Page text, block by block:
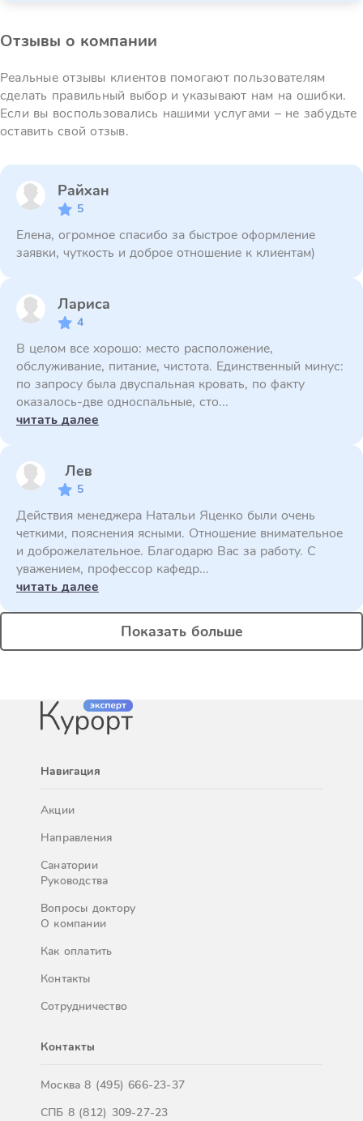
Отзывы о компании
Реальные отзывы клиентов помогают пользователям
сделать правильный выбор и указывают нам на ошибки.
Если вы воспользовались нашими услугами – не забудьте
оставить свой отзыв.
Райхан
5
Елена, огромное спасибо за быстрое оформление
заявки, чуткость и доброе отношение к клиентам)
Лариса
4
В целом все хорошо: место расположение,
обслуживание, питание, чистота. Единственный минус:
по запросу была двуспальная кровать, по факту
оказалось-две односпальные, сто...
читать далее
Лев
5
Действия менеджера Натальи Яценко были очень
четкими, пояснения ясными. Отношение внимательное
и доброжелательное. Благодарю Вас за работу. С
уважением, профессор кафедр...
читать далее
Показать больше
Навигация
Акции
Направления
Санатории
Руководства
Вопросы доктору
О компании
Как оплатить
Контакты
Сотрудничество
Контакты
Москва8 (495) 666-23-37
СПБ 8 (812) 309-27-23